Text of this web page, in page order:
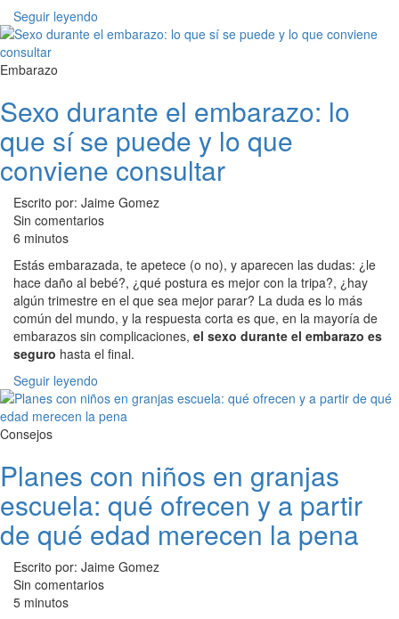
Seguir leyendo
Embarazo
Sexo durante el embarazo: lo
que sí se puede y lo que
conviene consultar
Escrito por: Jaime Gomez
Sin comentarios
6 minutos
Estás embarazada, te apetece (o no), y aparecen las dudas: ¿le
hace daño al bebé?, ¿qué postura es mejor con la tripa?, ¿hay
algún trimestre en el que sea mejor parar? La duda es lo más
común del mundo, y la respuesta corta es que, en la mayoría de
embarazos sin complicaciones, el sexo durante el embarazo es
seguro hasta el final.
Seguir leyendo
Consejos
Planes con niños en granjas
escuela: qué ofrecen y a partir
de qué edad merecen la pena
Escrito por: Jaime Gomez
Sin comentarios
5 minutos